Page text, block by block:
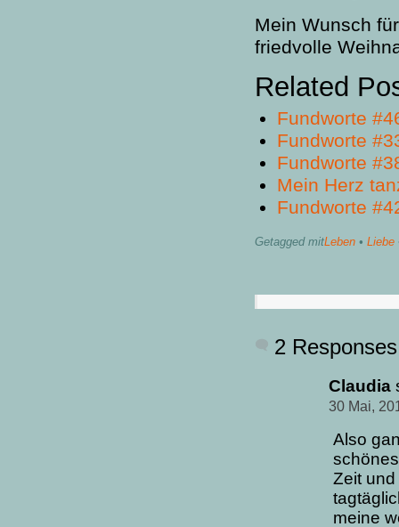
Mein Wunsch
friedvolle
Related
Fundworte
Fundworte
Fundworte
Mein Herz
Fundworte
Getagged mitLeben • Liebe
2
Claudia
30 Mai,
Also
Zeit
meine